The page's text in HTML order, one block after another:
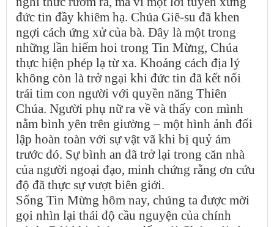
đức tin đầy khiêm hạ. Chúa Giê-su đã khen
ngợi cách ứng xử của bà. Đây là một trong
những lần hiếm hoi trong Tin Mừng, Chúa
thực hiện phép lạ từ xa. Khoảng cách địa lý
không còn là trở ngại khi đức tin đã kết nối
trái tim con người với quyền năng Thiên
Chúa. Người phụ nữ ra về và thấy con mình
nằm bình yên trên giường – một hình ảnh đối
lập hoàn toàn với sự vật vã khi bị quỷ ám
trước đó. Sự bình an đã trở lại trong căn nhà
của người ngoại đạo, minh chứng rằng ơn cứu
độ đã thực sự vượt biên giới.
Sống Tin Mừng hôm nay, chúng ta được mời
gọi nhìn lại thái độ cầu nguyện của chính